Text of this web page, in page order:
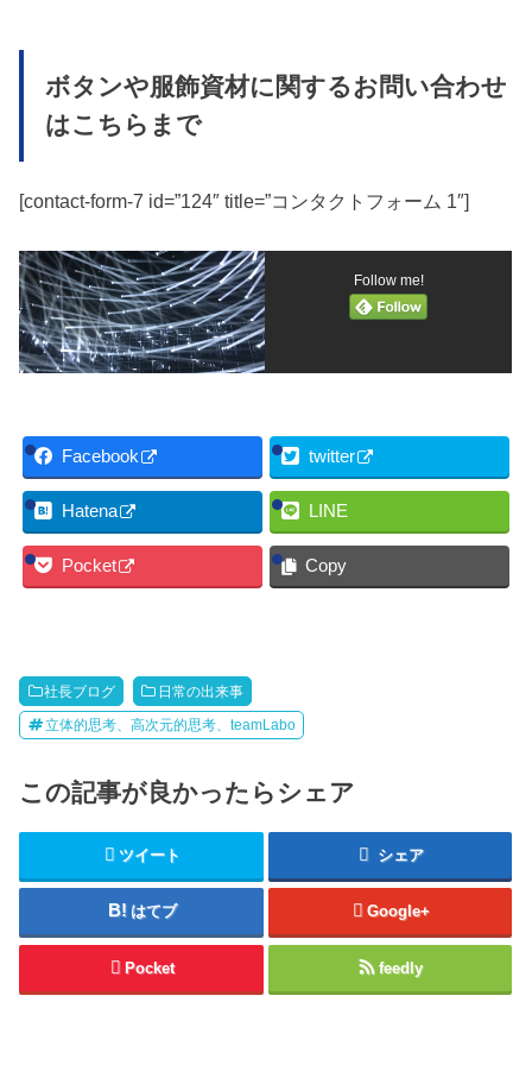
ボタンや服飾資材に関するお問い合わせ
はこちらまで
[contact-form-7 id=”124″ title=”コンタクトフォーム 1″]
Follow me!
Facebook twitter
Hatena LINE
Pocket Copy
社長ブログ 日常の出来事
立体的思考、高次元的思考、teamLabo
この記事が良かったらシェア
ツイート シェア
はてブ Google+
Pocket feedly